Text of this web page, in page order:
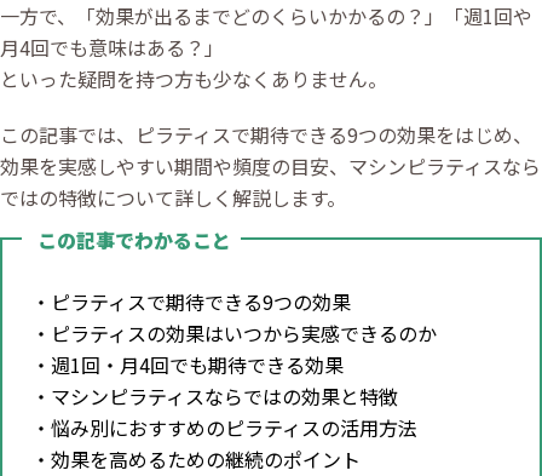
一方で、「効果が出るまでどのくらいかかるの？」「週1回や
月4回でも意味はある？」
といった疑問を持つ方も少なくありません。
この記事では、ピラティスで期待できる9つの効果をはじめ、
効果を実感しやすい期間や頻度の目安、マシンピラティスなら
ではの特徴について詳しく解説します。
この記事でわかること
・ピラティスで期待できる9つの効果
・ピラティスの効果はいつから実感できるのか
・週1回・月4回でも期待できる効果
・マシンピラティスならではの効果と特徴
・悩み別におすすめのピラティスの活用方法
・効果を高めるための継続のポイント